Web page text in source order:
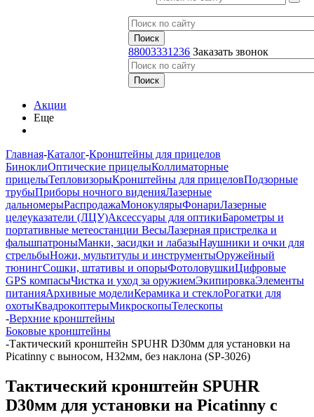
88003331236 Заказать звонок
Акции
Еще
Главная-Каталог-Кронштейны для прицелов
БиноклиОптические прицелыКоллиматорные
прицелыТепловизорыКронштейны для прицеловПодзорные
трубыПриборы ночного виденияЛазерные
дальномерыРаспродажаМонокулярыФонариЛазерные
целеуказатели (ЛЦУ)Аксессуары для оптикиБарометры и
портативные метеостанции ВесыЛазерная пристрелка и
фальшпатроныМанки, засидки и лабазыНаушники и очки для
стрельбыНожи, мультитулы и инструментыОружейный
тюнингСошки, штативы и опорыФотоловушкиЦифровые
GPS компасыЧистка и уход за оружиемЭкипировкаЭлементы
питанияАрхивные моделиКерамика и стеклоРогатки для
охотыКвадрокоптерыМикроскопыТелескопы
-Верхние кронштейны
Боковые кронштейны
-Тактический кронштейн SPUHR D30мм для установки на
Picatinny c выносом, H32мм, без наклона (SP-3026)
Тактический кронштейн SPUHR
D30мм для установки на Picatinny c